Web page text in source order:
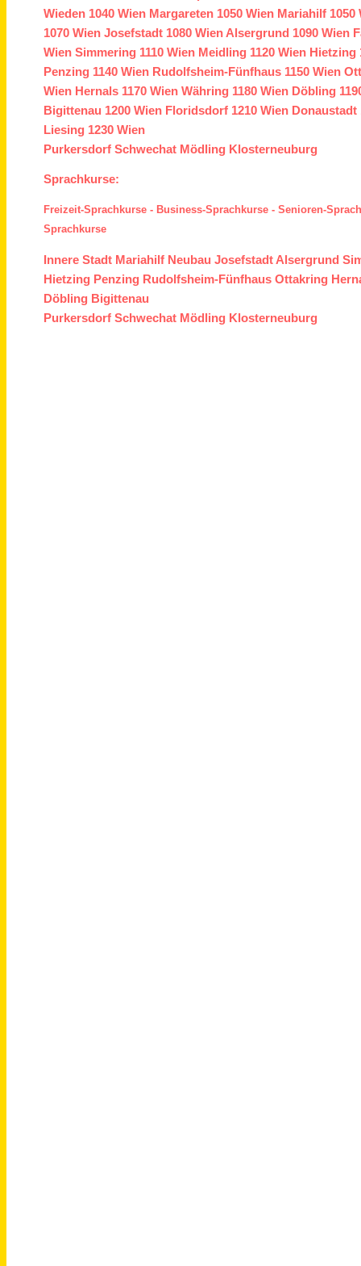
Wieden 1040 Wien Margareten 1050 Wien Mariahilf 1050
1070 Wien Josefstadt 1080 Wien Alsergrund 1090 Wien
Wien Simmering 1110 Wien Meidling 1120 Wien Hietzing
Penzing 1140 Wien Rudolfsheim-Fünfhaus 1150 Wien
Wien Hernals 1170 Wien Währing 1180 Wien Döbling
Bigittenau 1200 Wien Floridsdorf 1210 Wien Donaustadt
Liesing 1230 Wien
Purkersdorf Schwechat Mödling Klosterneuburg
Sprachkurse:
Freizeit-Sprachkurse - Business-Sprachkurse -Senioren-
Sprachkurse
Innere Stadt Mariahilf Neubau Josefstadt Alsergrund
Hietzing Penzing Rudolfsheim-Fünfhaus Ottakring
Döbling Bigittenau
Purkersdorf Schwechat Mödling Klosterneuburg